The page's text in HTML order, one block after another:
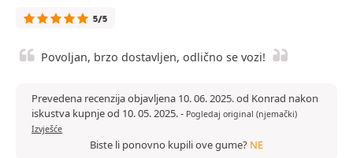
5/5
Povoljan, brzo dostavljen, odlično se vozi!
Prevedena recenzija objavljena 10. 06. 2025. od Konrad nakon
iskustva kupnje od 10. 05. 2025.- Pogledaj original (njemački)
Izvješće
Biste li ponovno kupili ove gume? NE